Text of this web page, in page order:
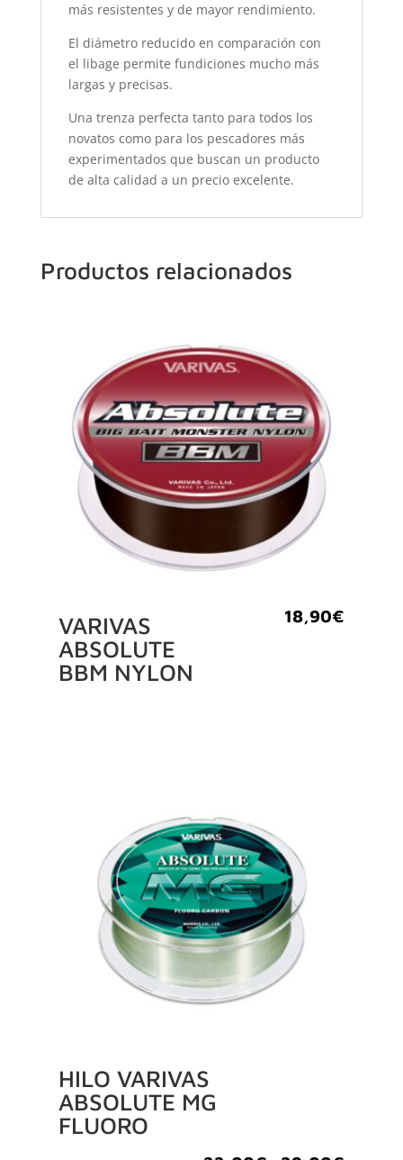
más resistentes y de mayor rendimiento.
El diámetro reducido en comparación con
el libage permite fundiciones mucho más
largas y precisas.
Una trenza perfecta tanto para todos los
novatos como para los pescadores más
experimentados que buscan un producto
de alta calidad a un precio excelente.
Productos relacionados
VARIVAS
ABSOLUTE
BBM NYLON
18,90€
HILO VARIVAS
ABSOLUTE MG
FLUORO